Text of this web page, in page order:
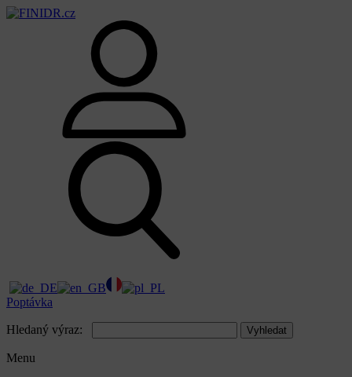
Poptávka
Hledaný výraz: Vyhledat
Menu